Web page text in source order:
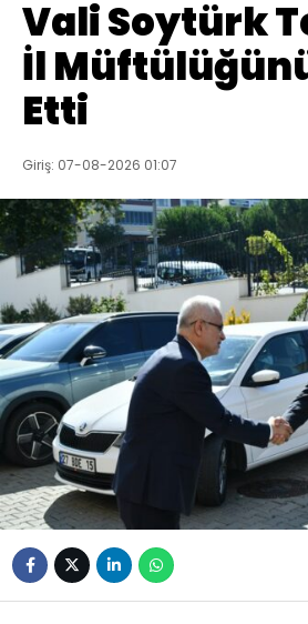
Vali Soytürk
İl
Etti
Giriş: 07-08-2026 01:07